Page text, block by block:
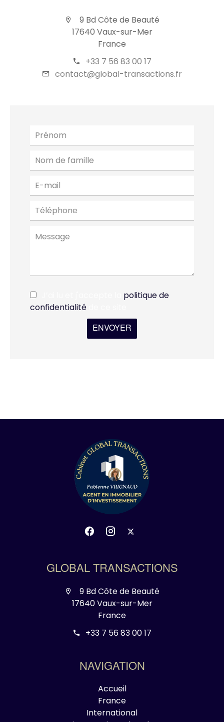
9 Bd Côte de Beauté
17640 Vaux-sur-Mer
France
+33 7 56 83 00 17
contact@global-transactions.fr
politique de
confidentialité
ENVOYER
GLOBAL TRANSACTIONS
9 Bd Côte de Beauté
17640 Vaux-sur-Mer
France
+33 7 56 83 00 17
NAVIGATION
Accueil
France
International